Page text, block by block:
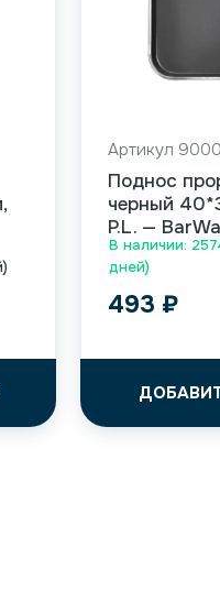
В наличии:
дней)
Артикул
Поднос
черный
P.L. —
493 ₽